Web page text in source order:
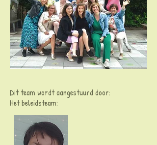
Dit team wordt aangestuurd door:
Het beleidsteam: